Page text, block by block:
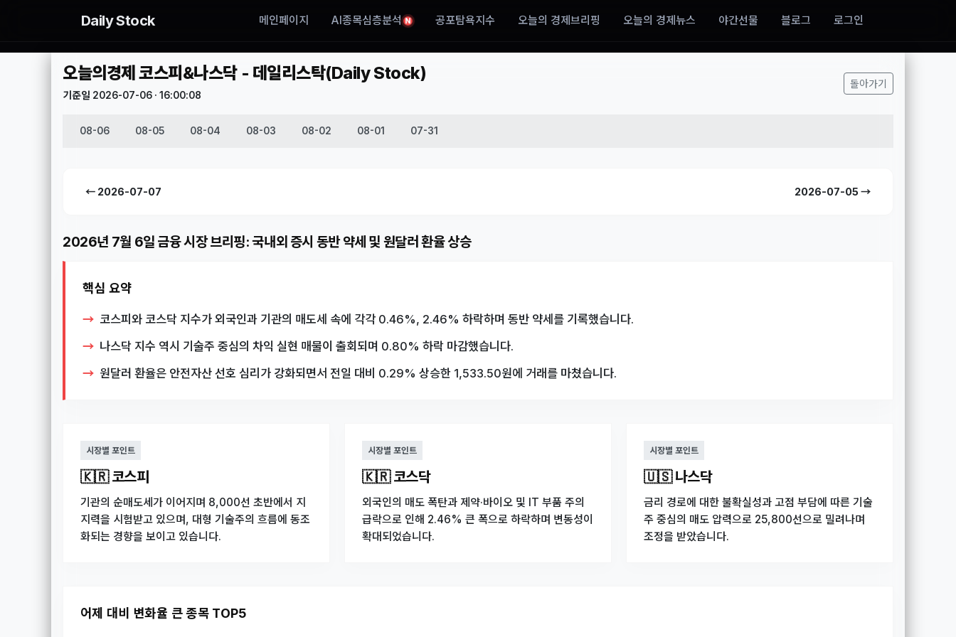
Daily Stock 메인페이지 AI종목심층분석 N 공포탐욕지수 오늘의 경제브리핑 오늘의 경제뉴스 야간선물 블로그 로그인
오늘의경제 코스피&나스닥 - 데일리스탁(Daily Stock)
기준일 2026-07-06 · 16:00:08
돌아가기
08-06 08-05 08-04 08-03 08-02 08-01 07-31
← 2026-07-07 2026-07-05 →
2026년 7월 6일 금융 시장 브리핑: 국내외 증시 동반 약세 및 원달러 환율 상승
핵심 요약
코스피와 코스닥 지수가 외국인과 기관의 매도세 속에 각각 0.46%, 2.46% 하락하며 동반 약세를 기록했습니다.
나스닥 지수 역시 기술주 중심의 차익 실현 매물이 출회되며 0.80% 하락 마감했습니다.
원달러 환율은 안전자산 선호 심리가 강화되면서 전일 대비 0.29% 상승한 1,533.50원에 거래를 마쳤습니다.
시장별 포인트
🇰🇷 코스피
기관의 순매도세가 이어지며 8,000선 초반에서 지
지력을 시험받고 있으며, 대형 기술주의 흐름에 동조
화되는 경향을 보이고 있습니다.
시장별 포인트
🇰🇷 코스닥
외국인의 매도 폭탄과 제약·바이오 및 IT 부품 주의
급락으로 인해 2.46% 큰 폭으로 하락하며 변동성이
확대되었습니다.
시장별 포인트
🇺🇸 나스닥
금리 경로에 대한 불확실성과 고점 부담에 따른 기술
주 중심의 매도 압력으로 25,800선으로 밀려나며
조정을 받았습니다.
어제 대비 변화율 큰 종목 TOP5